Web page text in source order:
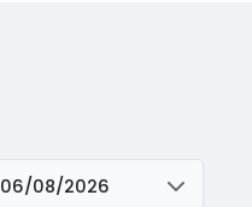
06/08/2026